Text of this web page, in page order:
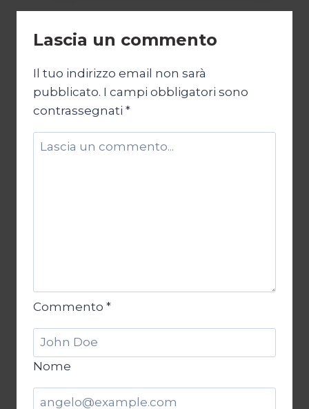
NATO
Argentina
Lascia un commento
Il tuo indirizzo email non sarà
pubblicato. I campi obbligatori sono
contrassegnati *
Commento *
Nome